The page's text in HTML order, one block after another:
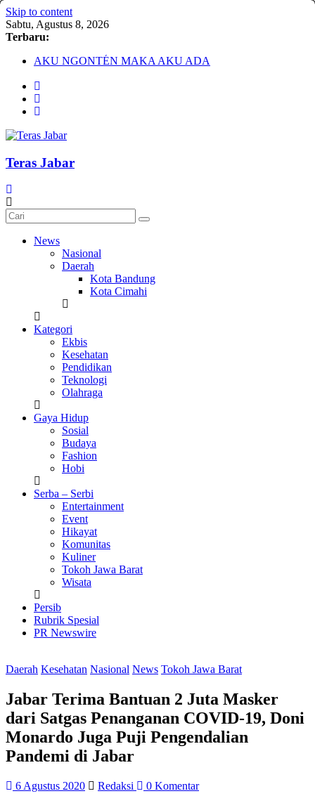
Skip to content
Sabtu, Agustus 8, 2026
Terbaru:
AKU NGONTÉN MAKA AKU ADA
Taubat Selalu Terbuka
Darurat HIV pada Remaja, Solusi tak Menyentuh Masalah
Komnas Anti Pemurtadan Gandeng Dewan Dakwah Gelar
Pemurtadan
Barat Siap Pecahkan Rekor MURI Lewat Festival Tunas
Teras Jabar
News
Nasional
Daerah
Kota Bandung
Kota Cimahi
Kategori
Ekbis
Kesehatan
Pendidikan
Teknologi
Olahraga
Gaya Hidup
Sosial
Budaya
Fashion
Hobi
Serba – Serbi
Entertainment
Event
Hikayat
Komunitas
Kuliner
Tokoh Jawa Barat
Wisata
Persib
Rubrik Spesial
PR Newswire
Daerah Kesehatan Nasional News Tokoh Jawa Barat
Jabar Terima Bantuan 2 Juta Masker
dari Satgas Penanganan COVID-19, Doni
Monardo Juga Puji Pengendalian
Pandemi di Jabar
6 Agustus 2020 Redaksi
0 Komentar